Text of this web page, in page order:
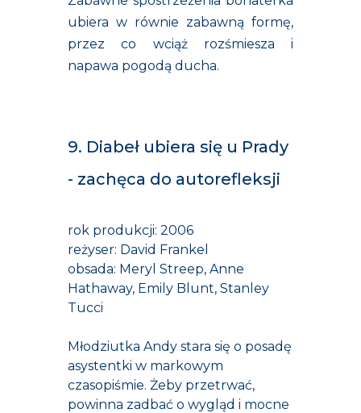
ubiera w równie zabawną formę,
przez co wciąż rozśmiesza i
napawa pogodą ducha.
9. Diabeł ubiera się u Prady
- zachęca do autorefleksji
rok produkcji: 2006
reżyser: David Frankel
obsada: Meryl Streep, Anne
Hathaway, Emily Blunt, Stanley
Tucci
Młodziutka Andy stara się o posadę
asystentki w markowym
czasopiśmie. Żeby przetrwać,
powinna zadbać o wygląd i mocne